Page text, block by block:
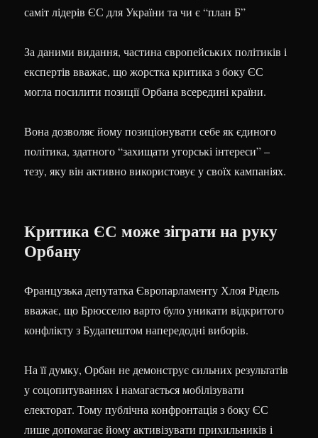
саміт лідерів ЄС для України та чи є “план Б”
За даними видання, частина європейських політиків і
експертів вважає, що жорстка критика з боку ЄС
могла посилити позиції Орбана всередині країни.
Вона дозволяє йому позиціонувати себе як єдиного
політика, здатного “захищати угорські інтереси” –
тезу, яку він активно використовує у своїх кампаніях.
Критика ЄС може зіграти на руку
Орбану
Французька депутатка Європарламенту Хлоя Рідель
вважає, що Брюсселю варто було уникати відкритого
конфлікту з Будапештом напередодні виборів.
На її думку, Орбан не демонструє сильних результатів
у соцопитуваннях і намагається мобілізувати
електорат. Тому публічна конфронтація з боку ЄС
лише допомагає йому активізувати прихильників і